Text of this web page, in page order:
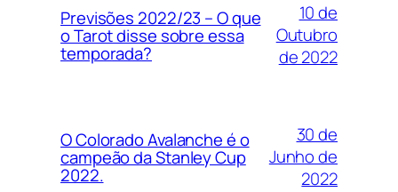
Previsões 2022/23 – O que
o Tarot disse sobre essa
temporada?
10 de
Outubro
de 2022
O Colorado Avalanche é o
campeão da Stanley Cup
2022.
30 de
Junho de
2022